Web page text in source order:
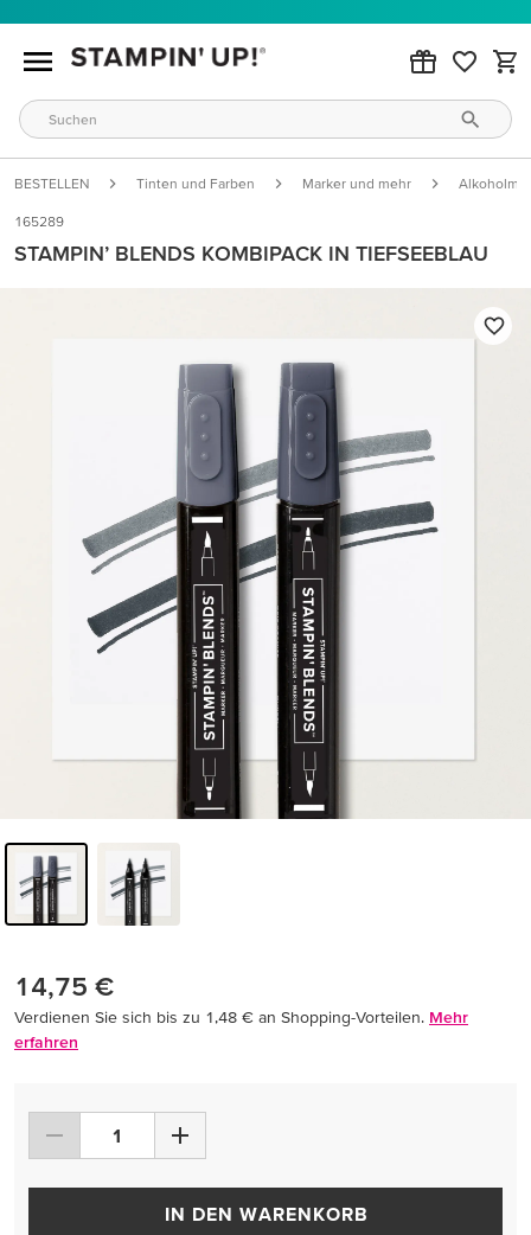
BESTELLEN Tinten und Farben Marker und mehr
165289
STAMPIN’ BLENDS KOMBIPACK IN TIEFSEEBLAU
14,75 €
Verdienen Sie sich bis zu 1,48 € an Shopping-Vorteilen. Mehr
erfahren
IN DEN WARENKORB